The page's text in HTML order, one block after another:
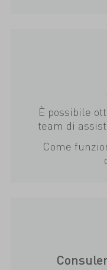
È possibile
team di
Come